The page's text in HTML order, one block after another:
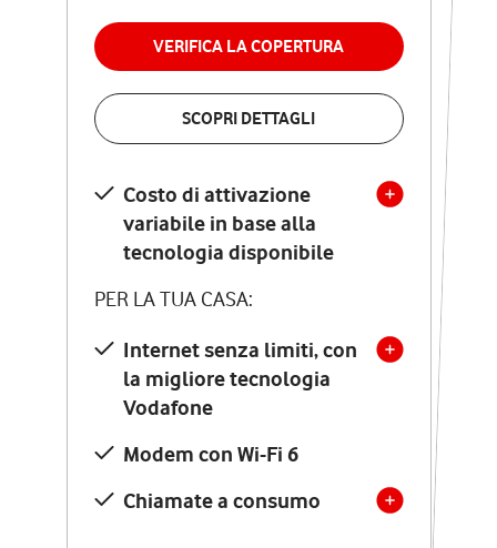
VERIFICA LA COPERTURA
SCOPRI DETTAGLI
Costo di attivazione
variabile in base alla
tecnologia disponibile
PER LA TUA CASA:
Internet senza limiti, con
la migliore tecnologia
Vodafone
Modem con Wi-Fi 6
Chiamate a consumo
permanenza
VERIFICA LA COPERTURA
Costo di attivazione
variabile in base alla
tecnologia disponibile
PER LA TUA CASA:
Internet senza limiti, con
la migliore tecnologia
Vodafone
Modem Seven con Wi-Fi 7
Chiamate illimitate verso
numeri fissi e mobili
nazionali